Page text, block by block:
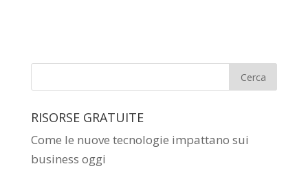
RISORSE GRATUITE
Come le nuove tecnologie impattano sui
business oggi